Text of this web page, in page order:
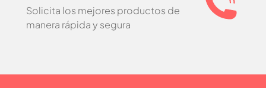
Solicita los mejores productos de
manera rápida y segura